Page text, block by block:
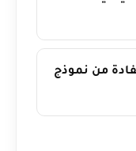
من نموذج